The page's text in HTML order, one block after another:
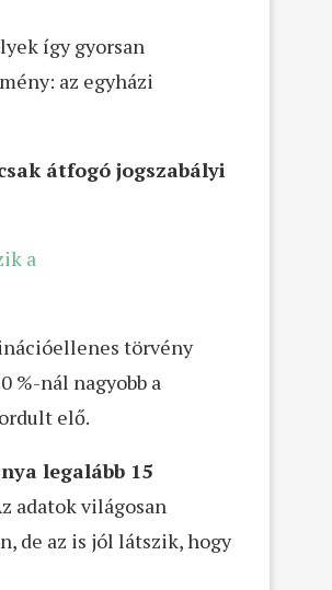
így gyorsan
az egyházi
átfogó jogszabályi
a
törvény
%-nál nagyobb a
elő.
legalább 15
adatok világosan
de az is jól látszik, hogy